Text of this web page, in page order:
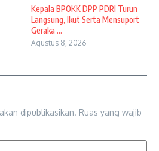
Kepala BPOKK DPP PDRI Turun
Langsung, Ikut Serta Mensuport
Geraka ...
Agustus 8, 2026
dipublikasikan. Ruas yang wajib